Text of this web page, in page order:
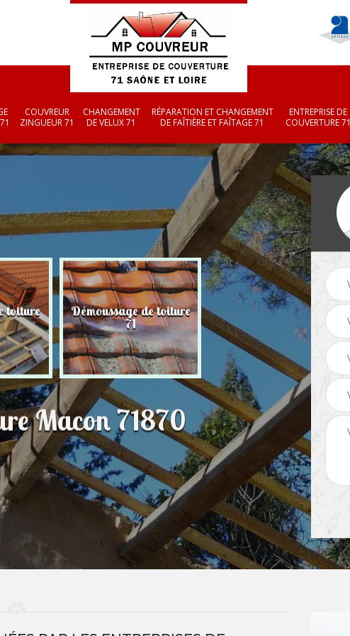
COUVREUR
ZINGUEUR 71
CHANGEMENT
DE VELUX 71
RÉPARATION ET CHANGEMENT
DE FAÎTIÈRE ET FAÎTAGE 71
ENTREPRISE DE
COUVERTURE 71
toiture Démoussage de toiture
71 Couvreur zingueur 71
Macon 71870